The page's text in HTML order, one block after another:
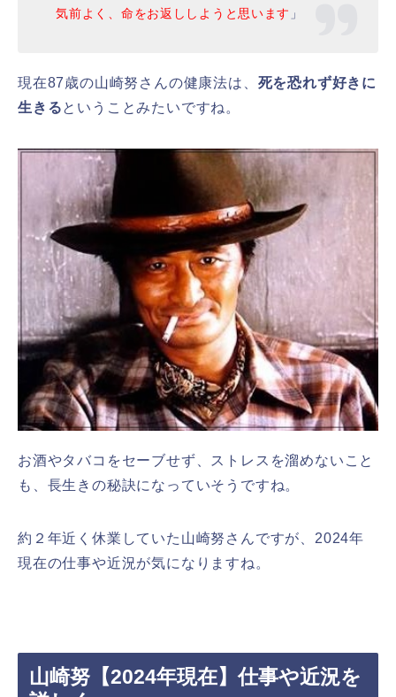
気前よく、命をお返ししようと思います 」
現在87歳の山崎努さんの健康法は、 死を恐れず好きに
生きるということみたいですね。
お酒やタバコをセーブせず、ストレスを溜めないこと
も、長生きの秘訣になっていそうですね。
約２年近く休業していた山崎努さんですが、2024年
現在の仕事や近況が気になりますね。
山崎努【2024年現在】仕事や近況を